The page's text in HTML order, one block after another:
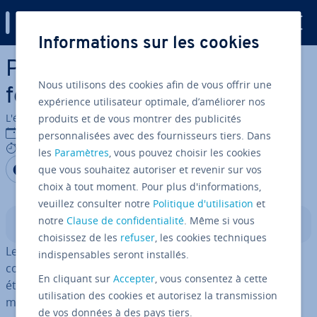
Aller au contenu principal
Python lists : voici comment
fonc­tion­nent les listes
L'équipe édi­to­riale IONOS
29/09/2022
6 mins
Partager sur Facebook
Partager sur Twitter
Partager sur LinkedIn
Sommaire
Les listes Python apportent une aide pour struc­tu­rer le
contenu et le lire plus tard. Vous pouvez modifier, trier,
étendre ou rac­cour­cir votre liste de dif­fé­rentes
manières.
Informations sur les cookies
Nous utilisons des cookies afin de vous offrir une
expérience utilisateur optimale, d’améliorer nos
produits et de vous montrer des publicités
personnalisées avec des fournisseurs tiers. Dans
les Paramètres, vous pouvez choisir les cookies
que vous souhaitez autoriser et revenir sur vos
choix à tout moment. Pour plus d'informations,
veuillez consulter notre Politique d'utilisation et
notreClause de confidentialité. Même si vous
choisissez de les refuser, les cookies techniques
indispensables seront installés.
En cliquant surAccepter, vous consentez à cette
utilisation des cookies et autorisez la transmission
de vos données à des pays tiers.